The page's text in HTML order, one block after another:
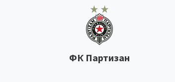
ФК Партизан